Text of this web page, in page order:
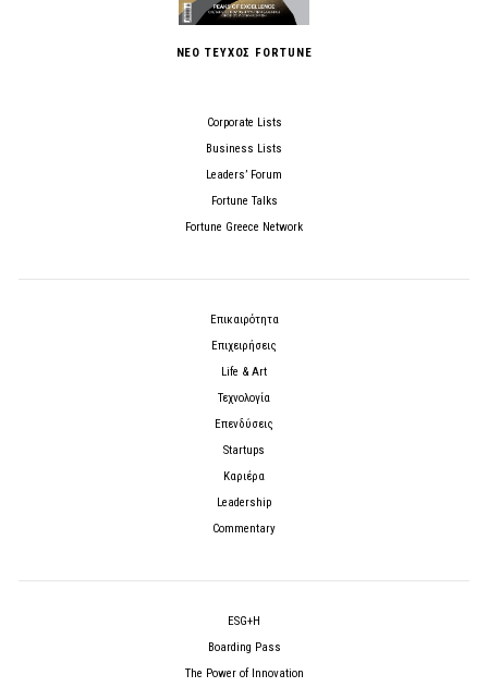
ΝΕΟ ΤΕΥΧΟΣ FORTUNE
Corporate Lists
Business Lists
Leaders’ Forum
Fortune Talks
Fortune Greece Network
Επικαιρότητα
Επιχειρήσεις
Life & Art
Τεχνολογία
Επενδύσεις
Startups
Καριέρα
Leadership
Commentary
ESG+H
Boarding Pass
The Power of Innovation